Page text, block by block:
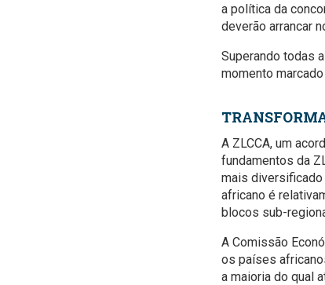
a política da
deverão arrancar
Superando todas
momento
A ZLCCA, um
fundamentos da
mais diversificado
africano é
blocos sub-
A Comissão
os países
a maioria do qual